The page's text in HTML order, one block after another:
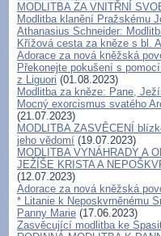
MODLITBA ZA VNITŘNÍ
Modlitba klanění Pražskému
Athanasius Schneider:
Křížová cesta za kněze s bl.
Adorace za nová kněžská
Překonejte pokušení s
z Liguori (01.08.2023)
Modlitba za kněze: Pane,
Mocný exorcismus svatého
(21.07.2023)
MODLITBA ZASVĚCENÍ
jeho vědomí (19.07.2023)
MODLITBA VYNÁHRADY A
JEŽÍŠE KRISTA A
(12.07.2023)
Adorace za nová kněžská
* Litanie k Neposkvrněnému
Panny Marie (17.06.2023)
Zasvěcující modlitba ke